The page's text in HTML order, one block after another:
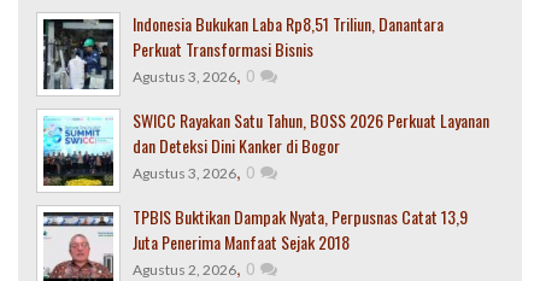
Indonesia Bukukan Laba Rp8,51 Triliun, Danantara
Perkuat Transformasi Bisnis
Agustus 3, 2026, 0
SWICC Rayakan Satu Tahun, BOSS 2026 Perkuat Layanan
dan Deteksi Dini Kanker di Bogor
Agustus 3, 2026, 0
TPBIS Buktikan Dampak Nyata, Perpusnas Catat 13,9
Juta Penerima Manfaat Sejak 2018
Agustus 2, 2026, 0